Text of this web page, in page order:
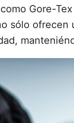
Gore-
sólo